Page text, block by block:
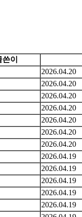
쓴이
2026.04.20
2026.04.20
2026.04.20
2026.04.20
2026.04.20
2026.04.20
2026.04.20
2026.04.19
2026.04.19
2026.04.19
2026.04.19
2026.04.19